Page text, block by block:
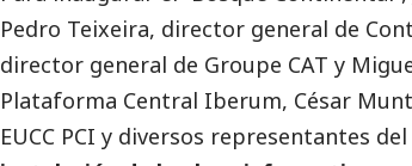
Pedro Teixeira, director general de
director general de Groupe CAT y
Plataforma Central Iberum, César
EUCC PCI y diversos representantes